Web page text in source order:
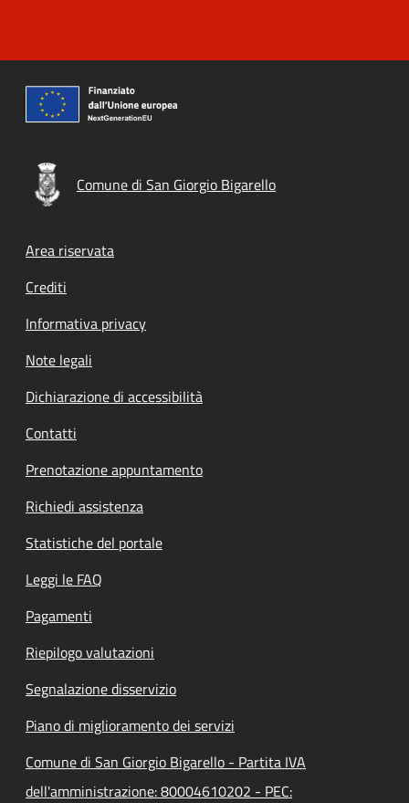
Comune di San Giorgio Bigarello
Footer menu
Area riservata
Crediti
Informativa privacy
Note legali
Dichiarazione di accessibilità
Contatti
Prenotazione appuntamento
Richiedi assistenza
Statistiche del portale
Leggi le FAQ
Pagamenti
Riepilogo valutazioni
Segnalazione disservizio
Piano di miglioramento dei servizi
Comune di San Giorgio Bigarello - Partita IVA
dell'amministrazione: 80004610202 - PEC: